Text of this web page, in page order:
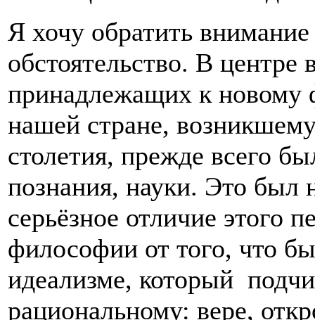
Я хочу обратить
обстоятельство. В
принадлежащих к
нашей стране,
столетия, прежде всего
познания, науки. Это был
серьёзное отличие этого
философии от того, что
идеализме, который
рациональному: вере,